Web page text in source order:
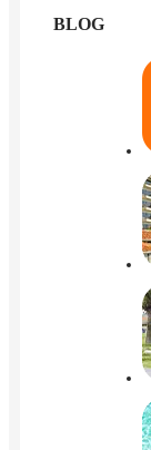
BLOG